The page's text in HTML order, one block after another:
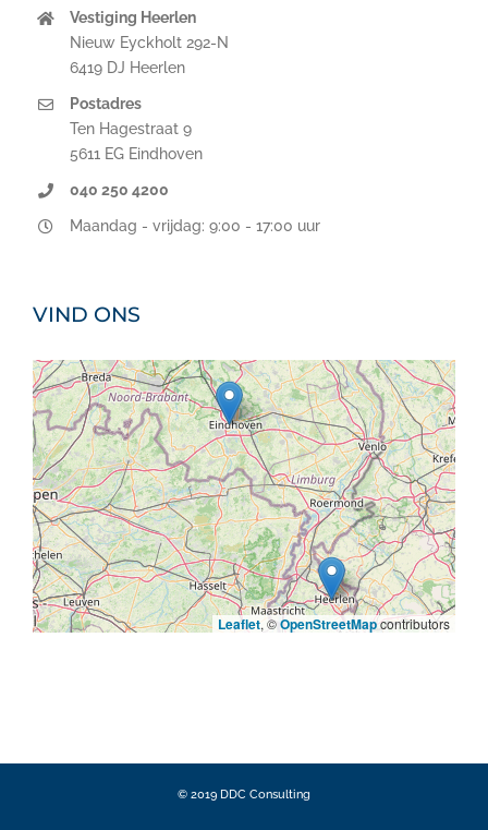
Vestiging Heerlen
Nieuw Eyckholt 292-N
6419 DJ Heerlen
Postadres
Ten Hagestraat 9
5611 EG Eindhoven
040 250 4200
Maandag - vrijdag: 9:00 - 17:00 uur
VIND ONS
Leaflet, ©OpenStreetMapcontributors
© 2019 DDC Consulting